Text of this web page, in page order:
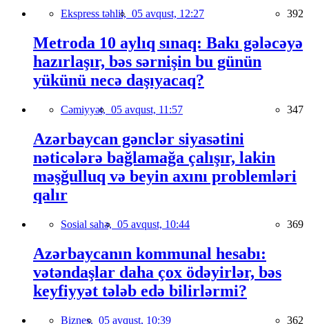
Ekspress təhlil, 05 avqust, 12:27 392
Metroda 10 aylıq sınaq: Bakı gələcəyə
hazırlaşır, bəs sərnişin bu günün
yükünü necə daşıyacaq?
Cəmiyyət, 05 avqust, 11:57 347
Azərbaycan gənclər siyasətini
nəticələrə bağlamağa çalışır, lakin
məşğulluq və beyin axını problemləri
qalır
Sosial sahə, 05 avqust, 10:44 369
Azərbaycanın kommunal hesabı:
vətəndaşlar daha çox ödəyirlər, bəs
keyfiyyət tələb edə bilirlərmi?
Biznes, 05 avqust, 10:39 362